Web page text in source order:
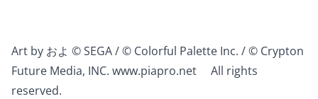
Art by およ © SEGA / © Colorful Palette Inc. / © Crypton
Future Media, INC. www.piapro.net All rights
reserved.